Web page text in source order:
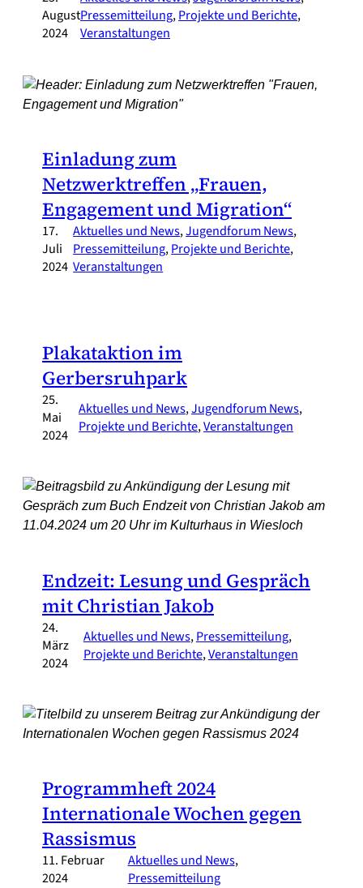
August
2024
Pressemitteilung, Projekte und Berichte
Veranstaltungen
Einladung zum
Netzwerktreffen „Frauen,
Engagement und Migration“
17.
Juli
2024
Aktuelles und News, Jugendforum News
Pressemitteilung, Projekte und Berichte
Veranstaltungen
Plakataktion im
Gerbersruhpark
25.
Mai
2024
Aktuelles und News, Jugendforum News
Projekte und Berichte, Veranstaltungen
Endzeit: Lesung und Gespräch
mit Christian Jakob
24.
März
2024
Aktuelles und News, Pressemitteilung,
Projekte und Berichte, Veranstaltungen
Programmheft 2024
Internationale Wochen gegen
Rassismus
11. Februar
2024
Aktuelles und News,
Pressemitteilung